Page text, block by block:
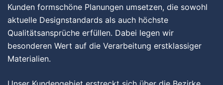
Kunden formschöne Planungen umsetzen, die sowohl
aktuelle Designstandards als auch höchste
Qualitätsansprüche erfüllen. Dabei legen wir
besonderen Wert auf die Verarbeitung erstklassiger
Materialien.